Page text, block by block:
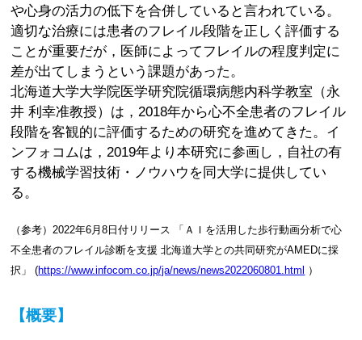
や心身の活力の低下を合併していると言われている。
適切な治療には患者のフレイル段階を正しく評価する
ことが重要だが，医師によってフレイルの程度判定に
差が出てしまうという課題があった。
北海道大学大学院医学研究院循環病態内科学教室（永
井 利幸准教授）は，2018年から心不全患者のフレイル
段階を客観的に評価するための研究を進めてきた。イ
ンフォコムは，2019年より本研究に参画し，自社の有
する機械学習技術・ノウハウを同大学に提供してい
る。
（参考）2022年6月8日付リリース 「ＡＩを活用した歩行動画分析で心
不全患者のフレイル診断を支援 北海道大学との共同研究がAMEDに採
択」 (https://www.infocom.co.jp/ja/news/news2022060801.html ）
【概要】